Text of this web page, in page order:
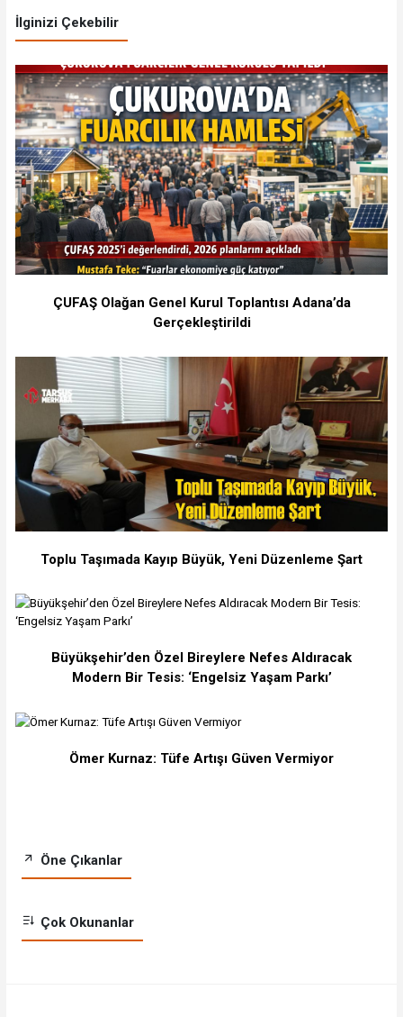
İlginizi Çekebilir
ÇUFAŞ Olağan Genel Kurul Toplantısı Adana’da
Gerçekleştirildi
Toplu Taşımada Kayıp Büyük, Yeni Düzenleme Şart
Büyükşehir’den Özel Bireylere Nefes Aldıracak
Modern Bir Tesis: ‘Engelsiz Yaşam Parkı’
Ömer Kurnaz: Tüfe Artışı Güven Vermiyor
Öne Çıkanlar
Çok Okunanlar